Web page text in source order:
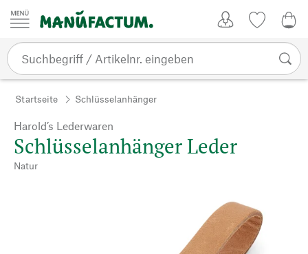
Zum Inhalt springen
Startseite Schlüsselanhänger
Harold’s Lederwaren
Schlüsselanhänger Leder
Natur